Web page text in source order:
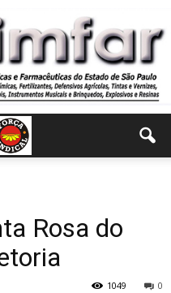
Rosa do
0
1049